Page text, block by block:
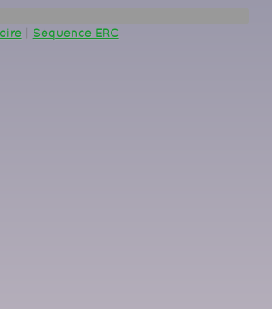
| Séquence ERC